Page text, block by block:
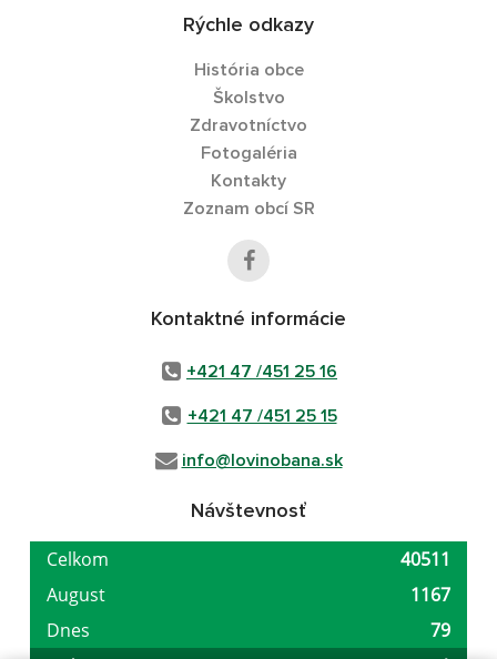
Rýchle odkazy
História obce
Školstvo
Zdravotníctvo
Fotogaléria
Kontakty
Zoznam obcí SR
Kontaktné informácie
+421 47 /451 25 16
+421 47 /451 25 15
info@lovinobana.sk
Návštevnosť